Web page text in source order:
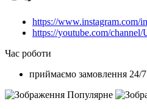
https://www.instagram.com/
https://youtube.com/
Час роботи
приймаємо замовлення 24/7
Популярне